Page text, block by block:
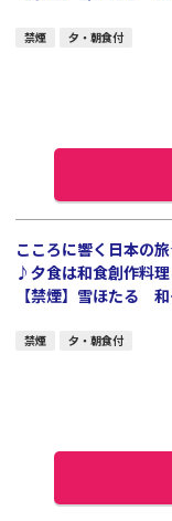
禁煙 夕・朝食付
こころに響く日本の
♪夕食は和食創作料
【禁煙】雪ほたる
禁煙 夕・朝食付